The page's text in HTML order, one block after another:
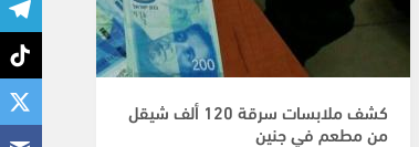
كشف ملابسات سرقة 120 ألف شيقل
من مطعم في جنين